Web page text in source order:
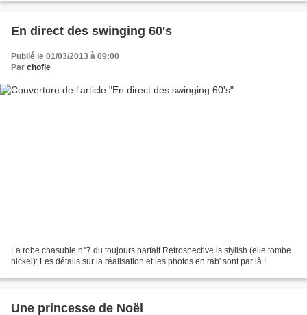
En direct des swinging 60's
Publié le 01/03/2013 à 09:00
Par chofie
La robe chasuble n°7 du toujours parfait Retrospective is stylish (elle tombe
nickel): Les détails sur la réalisation et les photos en rab' sont par là !
Une princesse de Noël